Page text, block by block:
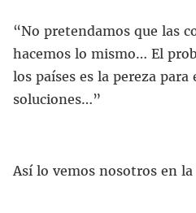
“No pretendamos que las
hacemos lo mismo… El
los países es la pereza
soluciones…”
Así lo vemos nosotros en